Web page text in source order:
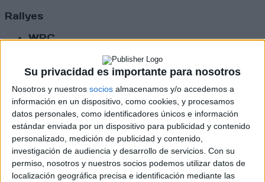
Su privacidad es importante para nosotros
Nosotros y nuestros socios almacenamos y/o accedemos a
información en un dispositivo, como cookies, y procesamos
datos personales, como identificadores únicos e información
estándar enviada por un dispositivo para publicidad y contenido
personalizado, medición de publicidad y contenido,
investigación de audiencia y desarrollo de servicios. Con su
permiso, nosotros y nuestros socios podemos utilizar datos de
localización geográfica precisa e identificación mediante las
Rallyes
WRC
CERA
CERT
Internacionales
Campeonatos Autonómicos
Históricos
Dakar
RallyCross
Circuitos